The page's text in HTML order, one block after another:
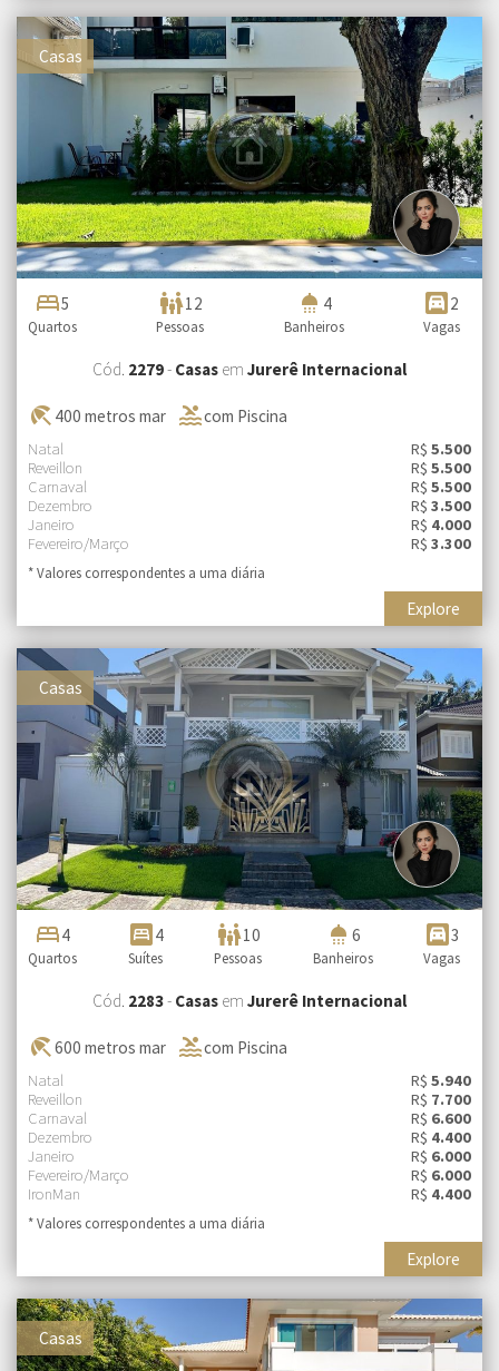
Casas
bed5
Quartos
family_restroom12
Pessoas
shower 4
Banheiros
garage 2
Vagas
Cód. 2279- Casas em Jurerê Internacional
beach_access 400 metros mar poolcom Piscina
Natal R$ 5.500
Reveillon
R$ 5.500
Carnaval
R$ 5.500
Dezembro
R$ 3.500
Janeiro
R$ 4.000
Fevereiro/Março
R$ 3.300
* Valores correspondentes a uma diária
Explore
Casas
bed4
Quartos
bedroom_parent 4
Suítes
family_restroom10
Pessoas
shower 6
Banheiros
garage 3
Vagas
Cód. 2283- Casas em Jurerê Internacional
beach_access 600 metros mar poolcom Piscina
Natal R$ 5.940
Reveillon
R$ 7.700
Carnaval
R$ 6.600
Dezembro
R$ 4.400
Janeiro
R$ 6.000
Fevereiro/Março
R$ 6.000
IronMan
R$ 4.400
* Valores correspondentes a uma diária
Explore
Casas